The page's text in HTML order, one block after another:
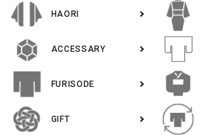
絞り込んで検索
HAORI
ACCESSARY
FURISODE
GIFT